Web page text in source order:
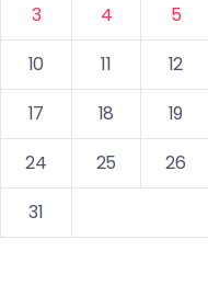
3
4 5
10
11 12
17
18 19
24
25 26
31